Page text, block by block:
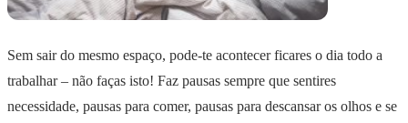
Sem sair do mesmo espaço, pode-te acontecer ficares o dia todo a
trabalhar – não faças isto! Faz pausas sempre que sentires
necessidade, pausas para comer, pausas para descansar os olhos e se